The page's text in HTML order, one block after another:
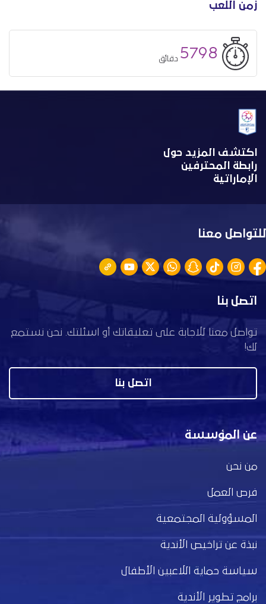
زمن اللعب
5798 دقائق
اكتشف المزيد حول
رابطة المحترفين
الإماراتية
للتواصل معنا
اتصل بنا
تواصل معنا للاجابة على تعليقاتك أو اسئلتك. نحن نستمع
لك!
اتصل بنا
عن المؤسسة
من نحن
فرص العمل
المسؤولية المجتمعية
نبذة عن تراخيص الأندية
سياسة حماية اللاعبين الأطفال
برامج تطوير الأندية